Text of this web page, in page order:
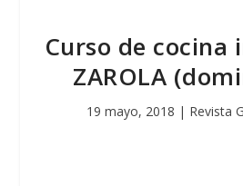
Curso de cocina
ZAROLA
19 mayo, 2018 | Revista